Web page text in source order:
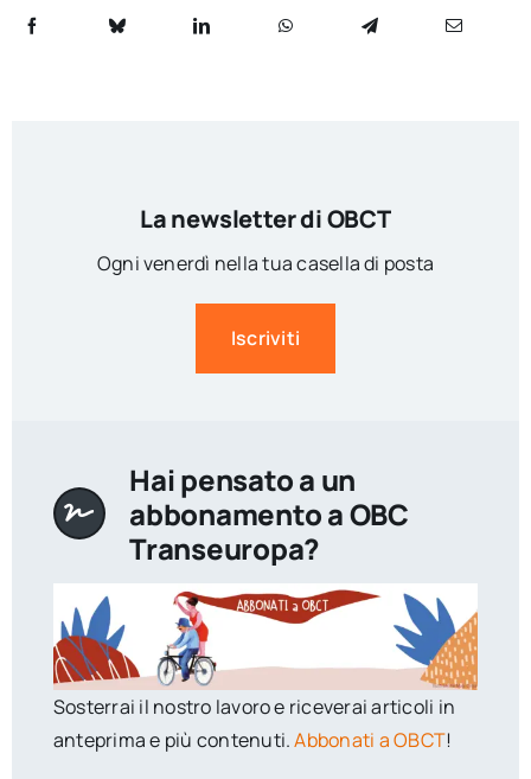
La newsletter di OBCT
Ogni venerdì nella tua casella di posta
Iscriviti
Hai pensato a un
abbonamento a OBC
Transeuropa?
Sosterrai il nostro lavoro e riceverai articoli in
anteprima e più contenuti.Abbonati a OBCT!